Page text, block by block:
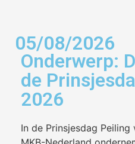
05/08/2026
Onderwerp:
de
2026
In de Prinsjesdag Peiling